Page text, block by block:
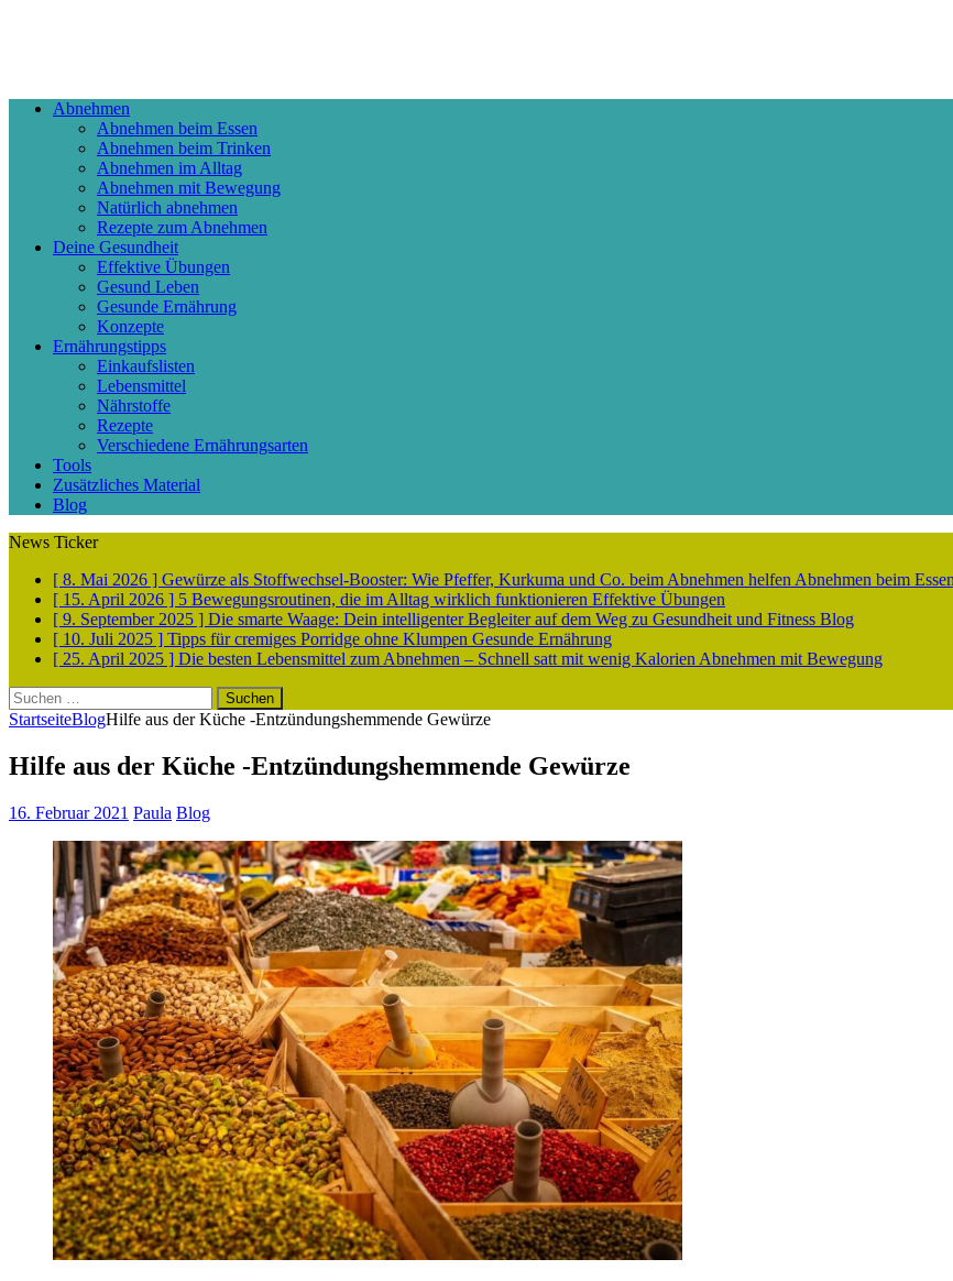
Abnehmen
Abnehmen beim Essen
Abnehmen beim Trinken
Abnehmen im Alltag
Abnehmen mit Bewegung
Natürlich abnehmen
Rezepte zum Abnehmen
Deine Gesundheit
Effektive Übungen
Gesund Leben
Gesunde Ernährung
Konzepte
Ernährungstipps
Einkaufslisten
Lebensmittel
Nährstoffe
Rezepte
Verschiedene Ernährungsarten
Tools
Zusätzliches Material
Blog
News Ticker
[ 8. Mai 2026 ] Gewürze als Stoffwechsel-Booster: Wie Pfeffer, Kurkuma und Co. beim Abnehmen helfen Abnehmen beim Essen
[ 15. April 2026 ] 5 Bewegungsroutinen, die im Alltag wirklich funktionieren Effektive Übungen
[ 9. September 2025 ] Die smarte Waage: Dein intelligenter Begleiter auf dem Weg zu Gesundheit und Fitness Blog
[ 10. Juli 2025 ] Tipps für cremiges Porridge ohne Klumpen Gesunde Ernährung
[ 25. April 2025 ] Die besten Lebensmittel zum Abnehmen – Schnell satt mit wenig Kalorien Abnehmen mit Bewegung
Suchen
nach:
StartseiteBlogHilfe aus der Küche -Entzündungshemmende Gewürze
Hilfe aus der Küche -Entzündungshemmende Gewürze
16. Februar 2021 Paula Blog